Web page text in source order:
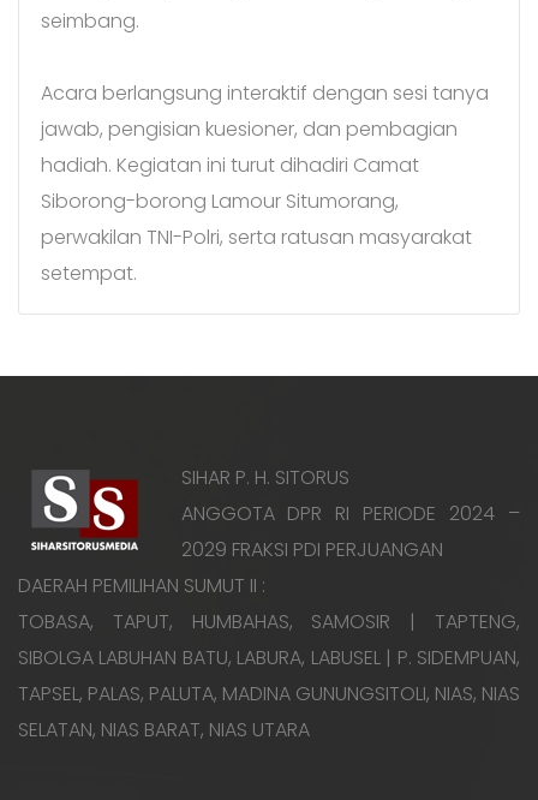
seimbang.
Acara berlangsung interaktif dengan sesi tanya
jawab, pengisian kuesioner, dan pembagian
hadiah. Kegiatan ini turut dihadiri Camat
Siborong-borong Lamour Situmorang,
perwakilan TNI-Polri, serta ratusan masyarakat
setempat.
SIHAR P. H. SITORUS
ANGGOTA DPR RI PERIODE 2024 –
2029 FRAKSI PDI PERJUANGAN
DAERAH PEMILIHAN SUMUT II :
TOBASA, TAPUT, HUMBAHAS, SAMOSIR | TAPTENG,
SIBOLGA LABUHAN BATU, LABURA, LABUSEL | P. SIDEMPUAN,
TAPSEL, PALAS, PALUTA, MADINA GUNUNGSITOLI, NIAS, NIAS
SELATAN, NIAS BARAT, NIAS UTARA